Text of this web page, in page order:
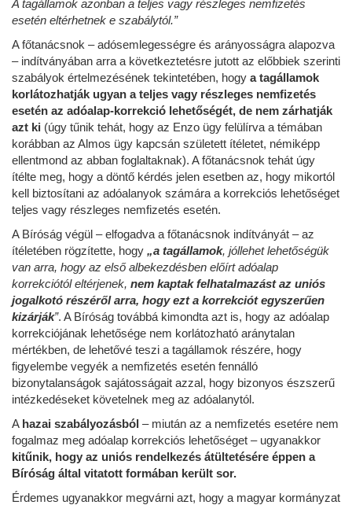
A tagállamok azonban a teljes vagy részleges nemfizetés
esetén eltérhetnek e szabálytól.”
A főtanácsnok – adósemlegességre és arányosságra alapozva
– indítványában arra a következtetésre jutott az előbbiek szerinti
szabályok értelmezésének tekintetében, hogy a tagállamok
korlátozhatják ugyan a teljes vagy részleges nemfizetés
esetén az adóalap-korrekció lehetőségét, de nem zárhatják
azt ki (úgy tűnik tehát, hogy az Enzo ügy felülírva a témában
korábban az Almos ügy kapcsán született ítéletet, némiképp
ellentmond az abban foglaltaknak). A főtanácsnok tehát úgy
ítélte meg, hogy a döntő kérdés jelen esetben az, hogy mikortól
kell biztosítani az adóalanyok számára a korrekciós lehetőséget
teljes vagy részleges nemfizetés esetén.
A Bíróság végül – elfogadva a főtanácsnok indítványát – az
ítéletében rögzítette, hogy „a tagállamok, jóllehet lehetőségük
van arra, hogy az első albekezdésben előírt adóalap
korrekciótól eltérjenek, nem kaptak felhatalmazást az uniós
jogalkotó részéről arra, hogy ezt a korrekciót egyszerűen
kizárják”. A Bíróság továbbá kimondta azt is, hogy az adóalap
korrekciójának lehetősége nem korlátozható aránytalan
mértékben, de lehetővé teszi a tagállamok részére, hogy
figyelembe vegyék a nemfizetés esetén fennálló
bizonytalanságok sajátosságait azzal, hogy bizonyos észszerű
intézkedéseket követelnek meg az adóalanytól.
A hazai szabályozásból – miután az a nemfizetés esetére nem
fogalmaz meg adóalap korrekciós lehetőséget – ugyanakkor
kitűnik, hogy az uniós rendelkezés átültetésére éppen a
Bíróság által vitatott formában került sor.
Érdemes ugyanakkor megvárni azt, hogy a magyar kormányzat